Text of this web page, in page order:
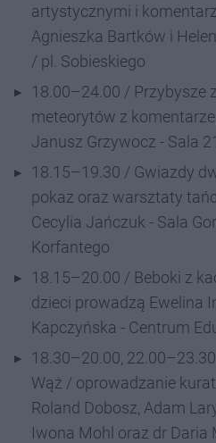
artystycznymi i
Agnieszka Bartków i
/ pl. Sobieskiego
18.00–24.00 / Przybysze
meteorytów z
Janusz Grzywocz - Sala
18.15–19.30 / Gwiazdy
pokaz oraz warsztaty
Cecylia Jańczuk - Sala
Korfantego
18.15–20.00 / Beboki z
dzieci prowadzą Ewelina
Kapczyńska - Centrum
18.30–20.00,
Wąż / oprowadzanie
Roland Dobosz, Adam
Iwona Mohl oraz dr Daria